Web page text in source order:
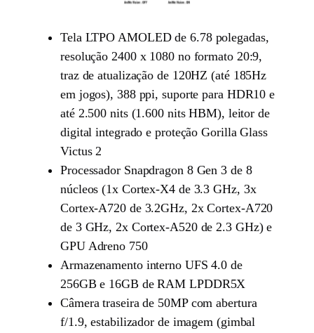
Tela LTPO AMOLED de 6.78 polegadas,
resolução 2400 x 1080 no formato 20:9,
traz de atualização de 120HZ (até 185Hz
em jogos), 388 ppi, suporte para HDR10 e
até 2.500 nits (1.600 nits HBM), leitor de
digital integrado e proteção Gorilla Glass
Victus 2
Processador Snapdragon 8 Gen 3 de 8
núcleos (1x Cortex-X4 de 3.3 GHz, 3x
Cortex-A720 de 3.2GHz, 2x Cortex-A720
de 3 GHz, 2x Cortex-A520 de 2.3 GHz) e
GPU Adreno 750
Armazenamento interno UFS 4.0 de
256GB e 16GB de RAM LPDDR5X
Câmera traseira de 50MP com abertura
f/1.9, estabilizador de imagem (gimbal